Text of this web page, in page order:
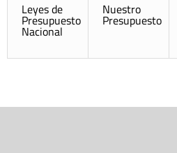
Leyes de
Presupuesto
Nacional
Nuestro
Presupuesto